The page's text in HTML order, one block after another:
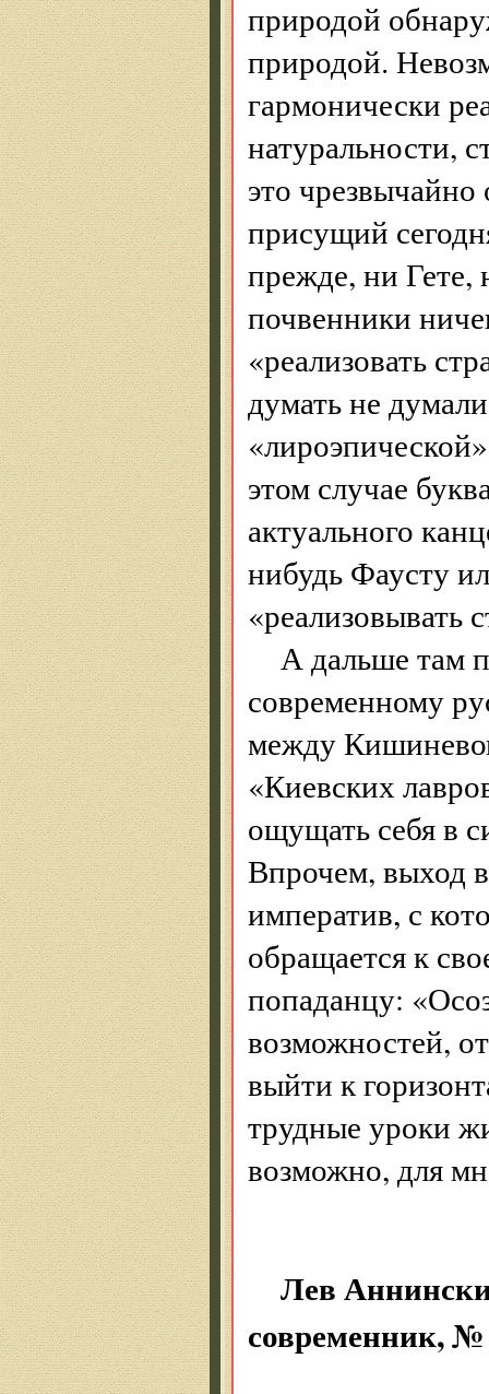
природой
природой.
гармонически
натуральности,
это
присущий
прежде, ни
почвенники
«реализовать
думать не
этом случае
актуального
нибудь Фаусту
«реализовывать
А дальше там
современному
между
«Киевских
ощущать себя в
Впрочем, выход
императив, с
обращается к
попаданцу:
возможностей,
выйти к
трудные уроки
возможно, для
Лев
современник, №